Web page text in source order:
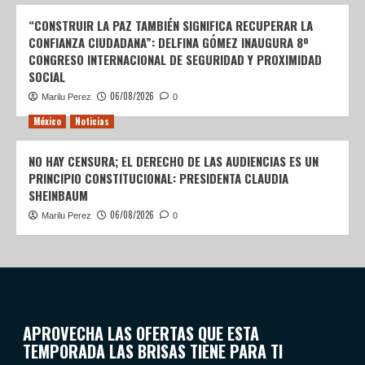
“CONSTRUIR LA PAZ TAMBIÉN SIGNIFICA RECUPERAR LA
CONFIANZA CIUDADANA”: DELFINA GÓMEZ INAUGURA 8º
CONGRESO INTERNACIONAL DE SEGURIDAD Y PROXIMIDAD
SOCIAL
Marilu Perez 06/08/2026 0
México Noticias
NO HAY CENSURA; EL DERECHO DE LAS AUDIENCIAS ES UN
PRINCIPIO CONSTITUCIONAL: PRESIDENTA CLAUDIA
SHEINBAUM
Marilu Perez 06/08/2026 0
APROVECHA LAS OFERTAS QUE ESTA
TEMPORADA LAS BRISAS TIENE PARA TI